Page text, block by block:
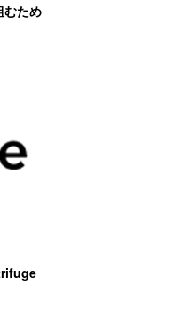
むため